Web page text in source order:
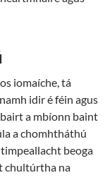
iomaíche, tá
idir é féin agus
a mbíonn baint
a chomhtháthú
beoga
chultúrtha na